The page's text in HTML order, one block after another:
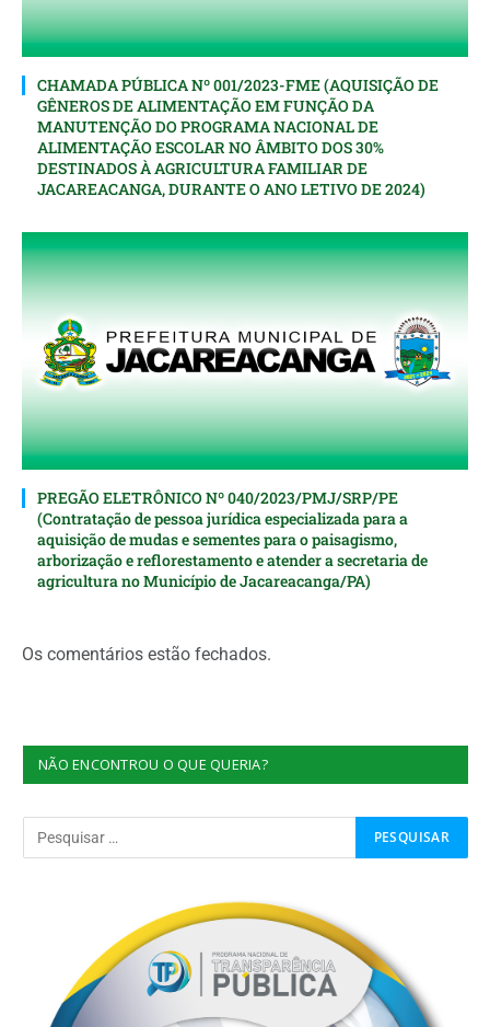
CHAMADA PÚBLICA Nº 001/2023-FME (AQUISIÇÃO DE
GÊNEROS DE ALIMENTAÇÃO EM FUNÇÃO DA
MANUTENÇÃO DO PROGRAMA NACIONAL DE
ALIMENTAÇÃO ESCOLAR NO ÂMBITO DOS 30%
DESTINADOS À AGRICULTURA FAMILIAR DE
JACAREACANGA, DURANTE O ANO LETIVO DE 2024)
PREGÃO ELETRÔNICO Nº 040/2023/PMJ/SRP/PE
(Contratação de pessoa jurídica especializada para a
aquisição de mudas e sementes para o paisagismo,
arborização e reflorestamento e atender a secretaria de
agricultura no Município de Jacareacanga/PA)
Os comentários estão fechados.
NÃO ENCONTROU O QUE QUERIA?